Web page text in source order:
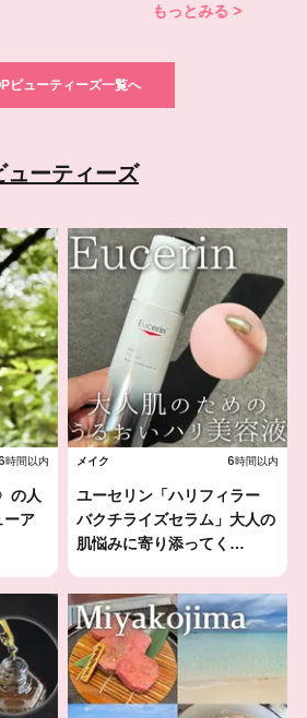
ビューティーズ一覧へ
ューティーズ
時間以内
の人
ーア
メイク 6時間以内
ユーセリン「ハリフィラー
バクチライズセラム」大人の
肌悩みに寄り添ってく…